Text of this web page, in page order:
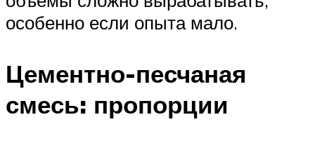
особенно если опыта мало.
Цементно-песчаная
смесь: пропорции